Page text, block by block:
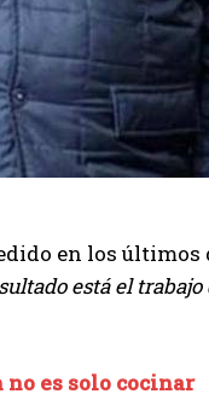
en los
está el
es solo cocinar